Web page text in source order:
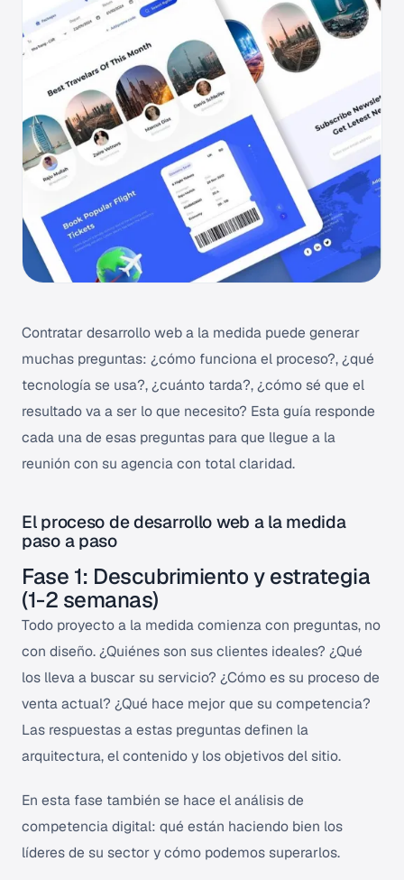
Contratar desarrollo web a la medida puede generar
muchas preguntas: ¿cómo funciona el proceso?, ¿qué
tecnología se usa?, ¿cuánto tarda?, ¿cómo sé que el
resultado va a ser lo que necesito? Esta guía responde
cada una de esas preguntas para que llegue a la
reunión con su agencia con total claridad.
El proceso de desarrollo web a la medida
paso a paso
Fase 1: Descubrimiento y estrategia
(1-2 semanas)
Todo proyecto a la medida comienza con preguntas, no
con diseño. ¿Quiénes son sus clientes ideales? ¿Qué
los lleva a buscar su servicio? ¿Cómo es su proceso de
venta actual? ¿Qué hace mejor que su competencia?
Las respuestas a estas preguntas definen la
arquitectura, el contenido y los objetivos del sitio.
En esta fase también se hace el análisis de
competencia digital: qué están haciendo bien los
líderes de su sector y cómo podemos superarlos.